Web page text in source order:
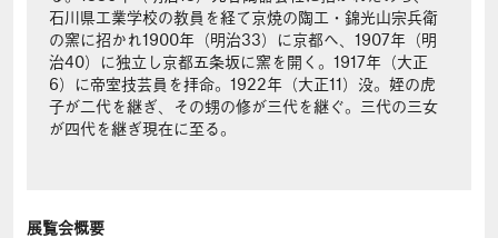
石川県工業学校の教員を経て京焼の陶工・錦光山宗兵衛
の窯に招かれ1900年（明治33）に京都へ、1907年（明
治40）に独立し京都五条坂に窯を開く。1917年（大正
6）に帝室技芸員を拝命。1922年（大正11）没。姪の虎
子が二代を継ぎ、その甥の修が三代を継ぐ。三代の三女
が四代を継ぎ現在に至る。
展覧会概要